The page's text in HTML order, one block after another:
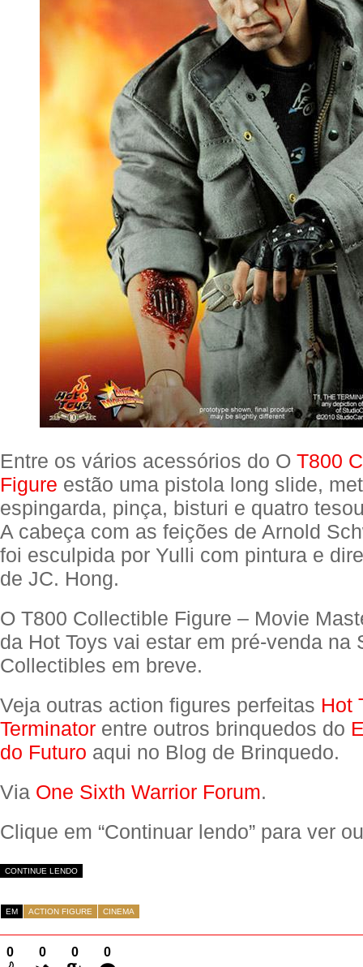
Entre os vários acessórios do O T800
Figure estão uma pistola long slide,
espingarda, pinça, bisturi e quatro
A cabeça com as feições de Arnold
foi esculpida por Yulli com pintura e
de JC. Hong.
O T800 Collectible Figure – Movie
da Hot Toys vai estar em pré-venda na
Collectibles em breve.
Veja outras action figures perfeitas Hot
Terminator entre outros brinquedos do
do Futuro aqui no Blog de Brinquedo.
Via One Sixth Warrior Forum.
Clique em “Continuar lendo” para ver
CONTINUE LENDO
EM ACTION FIGURE CINEMA
0 0 0
0